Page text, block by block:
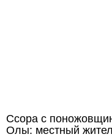
Ссора с
Олы: местный